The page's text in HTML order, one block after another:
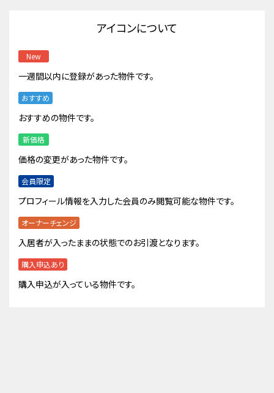
アイコンについて
New
一週間以内に登録があった物件です。
おすすめ
おすすめの物件です。
新価格
価格の変更があった物件です。
会員限定
プロフィール情報を入力した会員のみ閲覧可能な物件です。
オーナーチェンジ
入居者が入ったままの状態でのお引渡となります。
購入申込あり
購入申込が入っている物件です。